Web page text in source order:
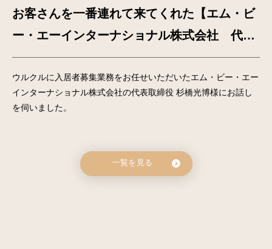
お客さんを一番連れて来てくれた【エム・ビ
ー・エーインターナショナル株式会社 代表
取締役 杉橋光博様】
ウルクルに入居者募集業務をお任せいただいたエム・ビー・エー
インターナショナル株式会社の代表取締役 杉橋光博様にお話し
を伺いました。
一覧を見る